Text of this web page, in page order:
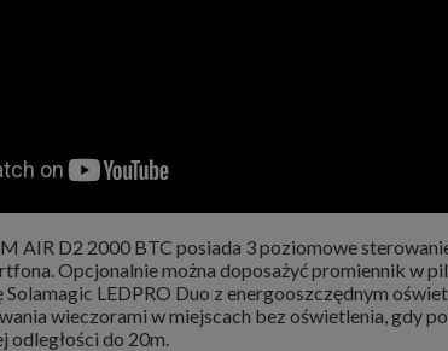
AIR D2 2000 BTC posiada 3 poziomowe
Opcjonalnie można doposażyć promiennik w
LEDPRO Duo z energooszczędnym
wieczorami w miejscach bez oświetlenia, gdy
odległości do 20m.